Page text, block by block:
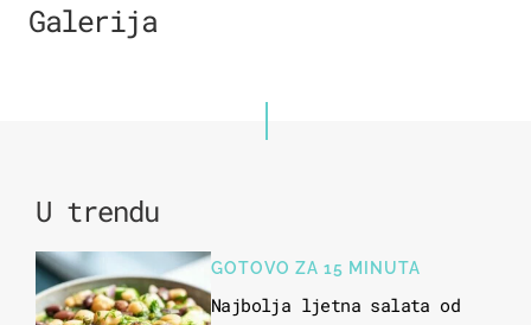
Galerija
U trendu
GOTOVO ZA 15 MINUTA
Najbolja ljetna salata od